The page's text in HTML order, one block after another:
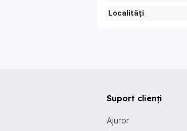
Localități
Suport clienți
Ajutor